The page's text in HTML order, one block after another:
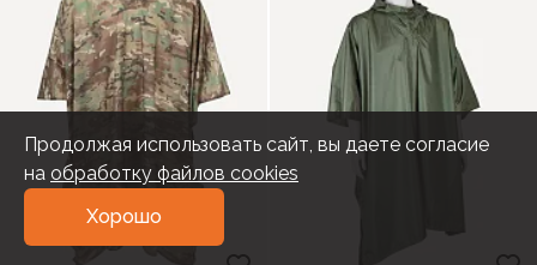
Продолжая использовать сайт, вы даете согласие
на обработку файлов cookies
Хорошо